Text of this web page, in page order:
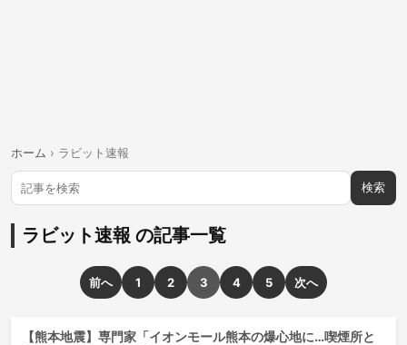
ホーム › ラビット速報
検索
ラビット速報 の記事一覧
前へ 1 2 3 4 5 次へ
【熊本地震】専門家「イオンモール熊本の爆心地に…喫煙所と